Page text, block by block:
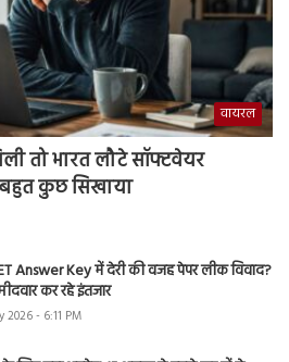
वायरल
तो भारत लौटे सॉफ्टवेयर
कुछ सिखाया
Answer Key में देरी की वजह पेपर लीक विवाद?
कर रहे इंतजार
2026 - 6:11 PM